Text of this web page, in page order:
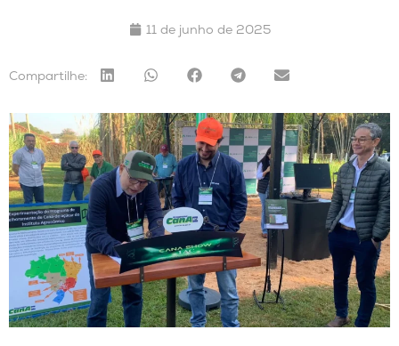
11 de junho de 2025
Compartilhe: